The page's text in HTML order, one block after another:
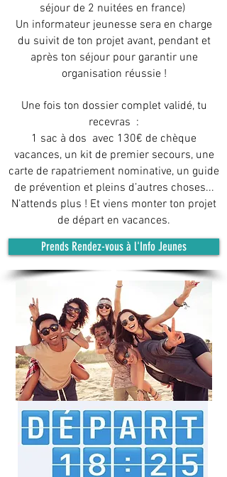
séjour de 2 nuitées en france)
Un informateur jeunesse sera en charge
du suivit de ton projet avant, pendant et
après ton séjour pour garantir une
organisation réussie !
Une fois ton dossier complet validé, tu
recevras :
1 sac à dos avec 130€ de chèque
vacances, un kit de premier secours, une
carte de rapatriement nominative, un guide
de prévention et pleins d’autres choses...
N’attends plus ! Et viens monter ton projet
de départ en vacances.
Prends Rendez-vous à l'Info Jeunes